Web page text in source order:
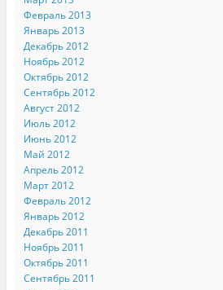
Февраль 2013
Январь 2013
Декабрь 2012
Ноябрь 2012
Октябрь 2012
Сентябрь 2012
Август 2012
Июль 2012
Июнь 2012
Май 2012
Апрель 2012
Март 2012
Февраль 2012
Январь 2012
Декабрь 2011
Ноябрь 2011
Октябрь 2011
Сентябрь 2011